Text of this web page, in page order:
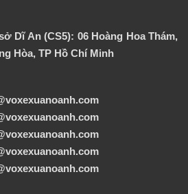
Dĩ An (CS5): 06 Hoàng Hoa Thám,
Hòa, TP Hồ Chí Minh